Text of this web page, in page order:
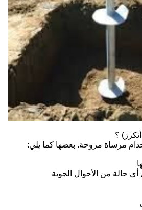
؟
مرساة مروحة. بعضها كما يلي:
حالة من الأحوال الجوية